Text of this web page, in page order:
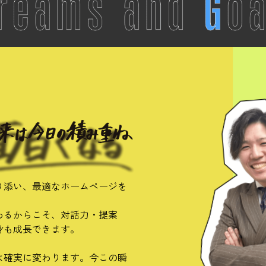
い、最適なホームページを
からこそ、対話力・提案
成長できます。
実に変わります。今この瞬